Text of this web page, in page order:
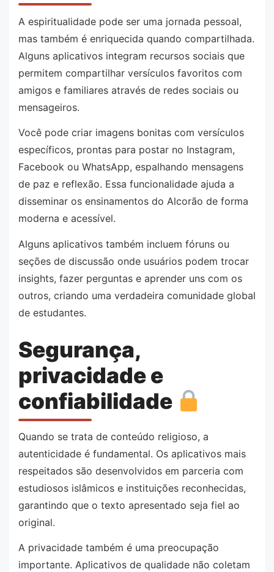
A espiritualidade pode ser uma jornada pessoal,
mas também é enriquecida quando compartilhada.
Alguns aplicativos integram recursos sociais que
permitem compartilhar versículos favoritos com
amigos e familiares através de redes sociais ou
mensageiros.
Você pode criar imagens bonitas com versículos
específicos, prontas para postar no Instagram,
Facebook ou WhatsApp, espalhando mensagens
de paz e reflexão. Essa funcionalidade ajuda a
disseminar os ensinamentos do Alcorão de forma
moderna e acessível.
Alguns aplicativos também incluem fóruns ou
seções de discussão onde usuários podem trocar
insights, fazer perguntas e aprender uns com os
outros, criando uma verdadeira comunidade global
de estudantes.
Segurança,
privacidade e
confiabilidade
Quando se trata de conteúdo religioso, a
autenticidade é fundamental. Os aplicativos mais
respeitados são desenvolvidos em parceria com
estudiosos islâmicos e instituições reconhecidas,
garantindo que o texto apresentado seja fiel ao
original.
A privacidade também é uma preocupação
importante. Aplicativos de qualidade não coletam